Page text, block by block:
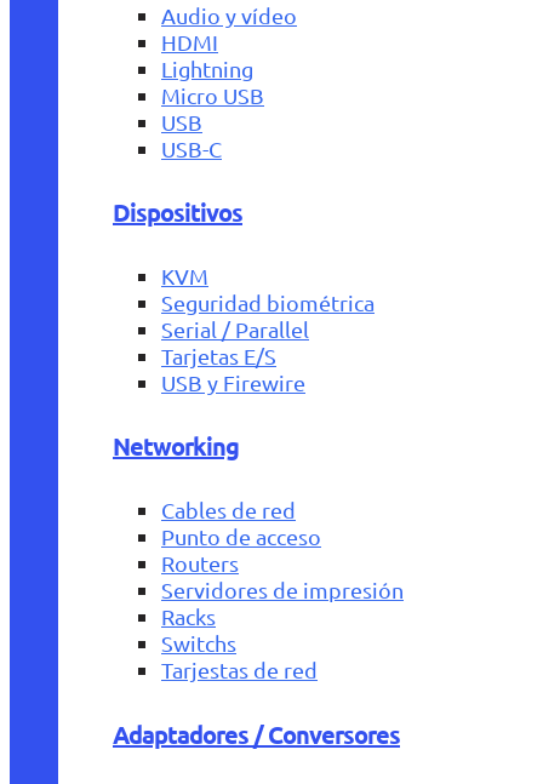
Audio y vídeo
HDMI
Lightning
Micro USB
USB
USB-C
Dispositivos
KVM
Seguridad biométrica
Serial / Parallel
Tarjetas E/S
USB y Firewire
Networking
Cables de red
Punto de acceso
Routers
Servidores de impresión
Racks
Switchs
Tarjestas de red
Adaptadores / Conversores